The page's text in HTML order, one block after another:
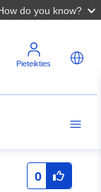
do you know?
Pieteikties
0